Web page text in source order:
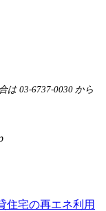
は 03-6737-0030 から
住宅の再エネ利用